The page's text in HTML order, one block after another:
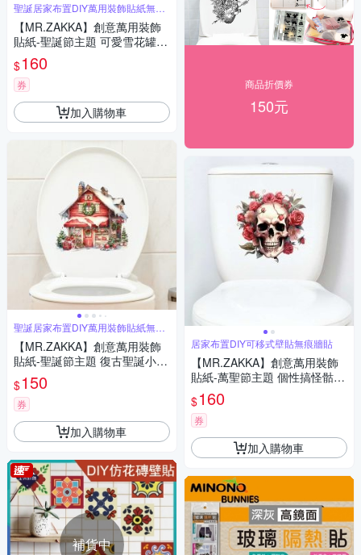
聖誕居家布置DIY萬用裝飾貼紙無痕
牆貼
【MR.ZAKKA】創意萬用裝飾
貼紙-聖誕節主題 可愛雪花罐聖
誕老人 居家節慶布置 DIY可移
式壁貼 無痕壁貼 牆貼
$160
券
加入購物車
聖誕居家布置DIY萬用裝飾貼紙無痕
牆貼
【MR.ZAKKA】創意萬用裝飾
貼紙-聖誕節主題 復古聖誕小屋
居家節慶布置 DIY可移式壁貼
無痕壁貼 牆貼
$150
券
加入購物車
補貨中
商品折價券
150元
居家布置DIY可移式壁貼無痕牆貼
【MR.ZAKKA】創意萬用裝飾
貼紙-萬聖節主題 個性搞怪骷髏
頭 F款 居家布置 DIY可移式壁
貼 無痕壁貼 牆貼
$160
券
加入購物車